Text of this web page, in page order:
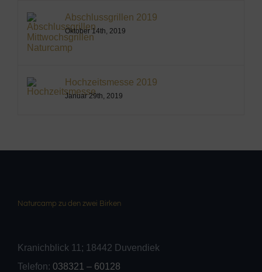
Abschlussgrillen 2019
Oktober 14th, 2019
Hochzeitsmesse 2019
Januar 29th, 2019
Naturcamp zu den zwei Birken
Kranichblick 11; 18442 Duvendiek
Telefon: 038321 – 60128